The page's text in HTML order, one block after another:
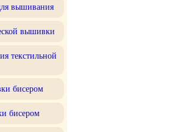
вышивания
вышивки
текстильной
бисером
бисером